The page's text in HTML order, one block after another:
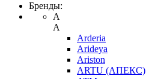
Бренды:
A
A
Arderia
Arideya
Ariston
ARTU (АПЕКС)